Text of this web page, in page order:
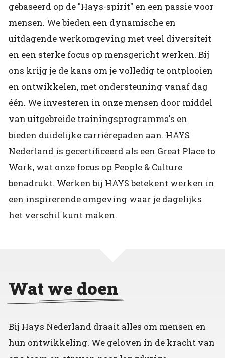
gebaseerd op de "Hays-spirit" en een passie voor
mensen. We bieden een dynamische en
uitdagende werkomgeving met veel diversiteit
en een sterke focus op mensgericht werken. Bij
ons krijg je de kans om je volledig te ontplooien
en ontwikkelen, met ondersteuning vanaf dag
één. We investeren in onze mensen door middel
van uitgebreide trainingsprogramma's en
bieden duidelijke carrièrepaden aan. HAYS
Nederland is gecertificeerd als een Great Place to
Work, wat onze focus op People & Culture
benadrukt. Werken bij HAYS betekent werken in
een inspirerende omgeving waar je dagelijks
het verschil kunt maken.
Wat we doen
Bij Hays Nederland draait alles om mensen en
hun ontwikkeling. We geloven in de kracht van